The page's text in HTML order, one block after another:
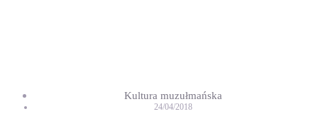
Kultura muzułmańska
24/04/2018